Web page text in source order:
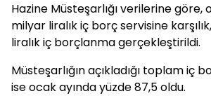
Hazine Müsteşarlığı verilerine göre,
milyar liralık iç borç servisine
liralık iç borçlanma gerçekleştirildi.
Müsteşarlığın açıkladığı toplam iç
ise ocak ayında yüzde 87,5 oldu.